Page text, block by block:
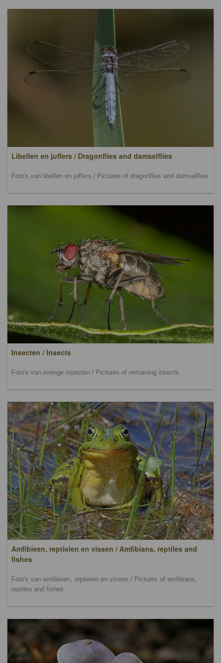
Libellen en juffers / Dragonflies and damselflies
Foto's van libellen en juffers / Pictures of dragonflies and damselflies
Insecten / Insects
Foto's van overige insecten / Pictures of remaining insects
Amfibieen, reptielen en vissen / Amfibians, reptiles and
fishes
Foto's van amfibieen, reptielen en vissen / Pictures of amfibians,
reptiles and fishes